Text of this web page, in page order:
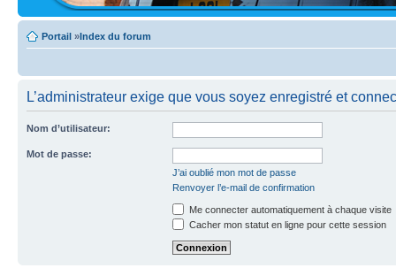
Portail »Index du forum
L’administrateur exige que vous soyez enregistré et
Nom d’utilisateur:
Mot de passe:
J’ai oublié mon mot de passe
Renvoyer l’e-mail de confirmation
Me connecter automatiquement à chaque visite
Cacher mon statut en ligne pour cette session